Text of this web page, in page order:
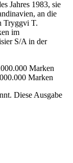
Jahres 1983, sie
an die
Tryggvi T.
im
S/A in der
Marken
Marken
Diese Ausgabe